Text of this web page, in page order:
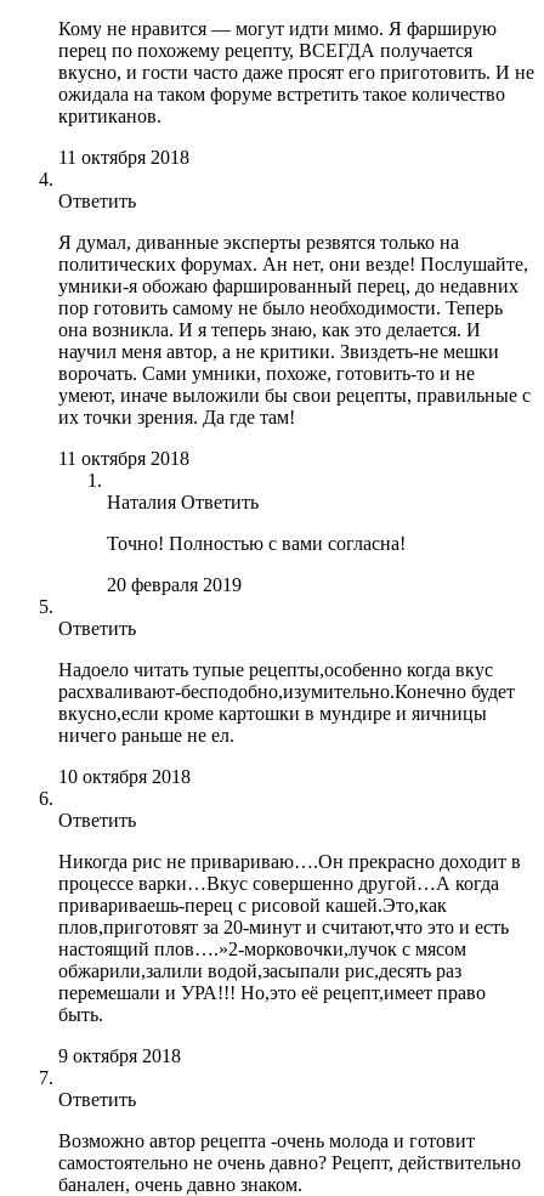
Кому не нравится — могут идти мимо. Я фарширую
перец по похожему рецепту, ВСЕГДА получается
вкусно, и гости часто даже просят его приготовить. И не
ожидала на таком форуме встретить такое количество
критиканов.
11 октября 2018
Ответить
Я думал, диванные эксперты резвятся только на
политических форумах. Ан нет, они везде! Послушайте,
умники-я обожаю фаршированный перец, до недавних
пор готовить самому не было необходимости. Теперь
она возникла. И я теперь знаю, как это делается. И
научил меня автор, а не критики. Звиздеть-не мешки
ворочать. Сами умники, похоже, готовить-то и не
умеют, иначе выложили бы свои рецепты, правильные с
их точки зрения. Да где там!
11 октября 2018
Наталия Ответить
Точно! Полностью с вами согласна!
20 февраля 2019
Ответить
Надоело читать тупые рецепты,особенно когда вкус
расхваливают-бесподобно,изумительно.Конечно будет
вкусно,если кроме картошки в мундире и яичницы
ничего раньше не ел.
10 октября 2018
Ответить
Никогда рис не привариваю….Он прекрасно доходит в
процессе варки…Вкус совершенно другой…А когда
привариваешь-перец с рисовой кашей.Это,как
плов,приготовят за 20-минут и считают,что это и есть
настоящий плов….»2-морковочки,лучок с мясом
обжарили,залили водой,засыпали рис,десять раз
перемешали и УРА!!! Но,это её рецепт,имеет право
быть.
9 октября 2018
Ответить
Возможно автор рецепта -очень молода и готовит
самостоятельно не очень давно? Рецепт, действительно
банален, очень давно знаком.